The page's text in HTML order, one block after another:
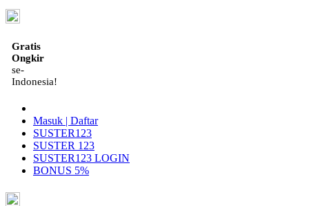
Gratis
Ongkir
se-
Indonesia!
Masuk | Daftar
SUSTER123
SUSTER 123
SUSTER123 LOGIN
BONUS 5%